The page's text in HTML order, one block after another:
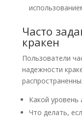
Часто
кракен
Пользователи
надежности
Какой уровень
Что делать,